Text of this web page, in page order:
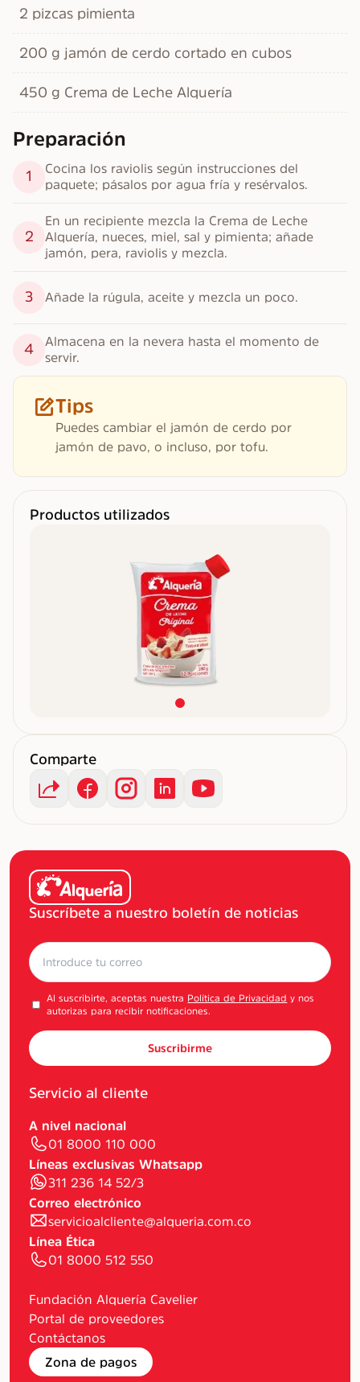
2 pizcas pimienta
200 g jamón de cerdo cortado en cubos
450 g Crema de Leche Alquería
Preparación
1
Cocina los raviolis según instrucciones del
paquete; pásalos por agua fría y resérvalos.
2
En un recipiente mezcla la Crema de Leche
Alquería, nueces, miel, sal y pimienta; añade
jamón, pera, raviolis y mezcla.
3 Añade la rúgula, aceite y mezcla un poco.
4
Almacena en la nevera hasta el momento de
servir.
Tips
Puedes cambiar el jamón de cerdo por
jamón de pavo, o incluso, por tofu.
Productos utilizados
Comparte
Suscríbete a nuestro boletín de noticias
Al suscribirte, aceptas nuestra Política de Privacidad y nos
autorizas para recibir notificaciones.
Suscribirme
Servicio al cliente
A nivel nacional
01 8000 110 000
Líneas exclusivas Whatsapp
311 236 14 52/3
Correo electrónico
servicioalcliente@alqueria.com.co
Línea Ética
01 8000 512 550
Fundación Alquería Cavelier
Portal de proveedores
Contáctanos
Zona de pagos